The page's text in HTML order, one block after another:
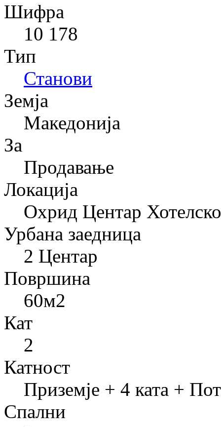
Шифра
10 178
Тип
Станови
Земја
Македонија
За
Продавање
Локација
Охрид Центар
Урбана заедница
2 Центар
Површина
60м2
Кат
2
Катност
Приземје + 4 ката +
Спални